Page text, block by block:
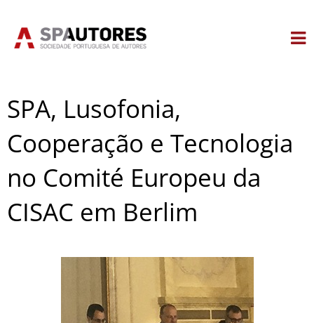
SPA, Lusofonia,
Cooperação e Tecnologia
no Comité Europeu da
CISAC em Berlim